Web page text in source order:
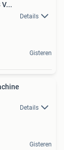
Details
Gisteren
Details
Gisteren